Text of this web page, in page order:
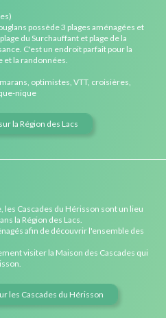
possède 3 plages aménagées et
du Surchauffant et plage de la
C'est un endroit parfait pour la
et la randonnées.
optimistes, VTT, croisières,
nique
la Région des Lacs
Cascades du Hérisson sont un lieu
la Région des Lacs.
afin de découvrir l'ensemble des
visiter la Maison des Cascades qui
les Cascades du Hérisson